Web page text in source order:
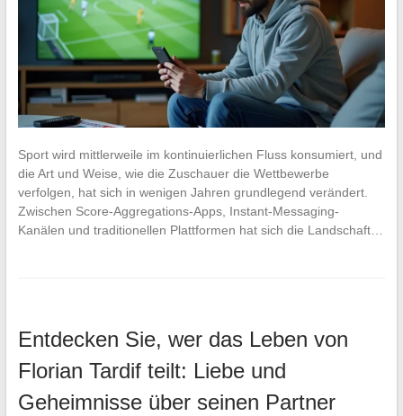
Sport wird mittlerweile im kontinuierlichen Fluss konsumiert, und
die Art und Weise, wie die Zuschauer die Wettbewerbe
verfolgen, hat sich in wenigen Jahren grundlegend verändert.
Zwischen Score-Aggregations-Apps, Instant-Messaging-
Kanälen und traditionellen Plattformen hat sich die Landschaft…
Entdecken Sie, wer das Leben von
Florian Tardif teilt: Liebe und
Geheimnisse über seinen Partner